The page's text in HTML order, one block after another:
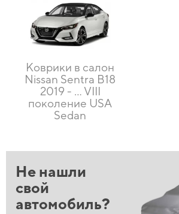
Коврики в салон
Nissan Sentra B18
2019 - … VIII
поколение USA
Sedan
Не нашли
свой
автомобиль?